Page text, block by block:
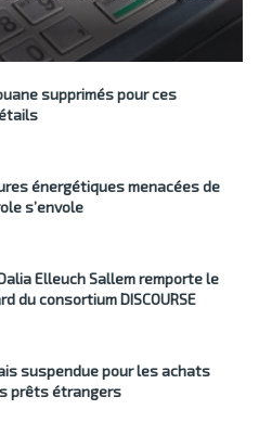
supprimés pour ces
énergétiques menacées de
s’envole
Elleuch Sallem remporte le
du consortium DISCOURSE
suspendue pour les achats
prêts étrangers